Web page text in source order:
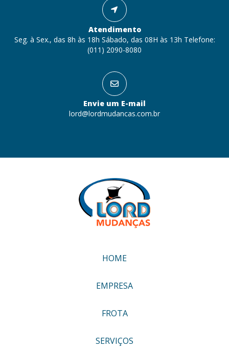
Atendimento
Seg. à Sex., das 8h às 18h Sábado, das 08H às 13h Telefone:
(011) 2090-8080
Envie um E-mail
lord@lordmudancas.com.br
HOME
EMPRESA
FROTA
SERVIÇOS